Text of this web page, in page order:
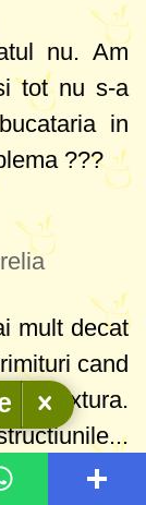
nu. Am
tot nu s-a
in
???
mult decat
cand
textura.